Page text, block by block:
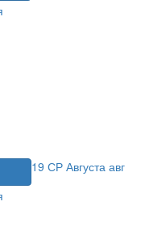
19 СР Августа авг